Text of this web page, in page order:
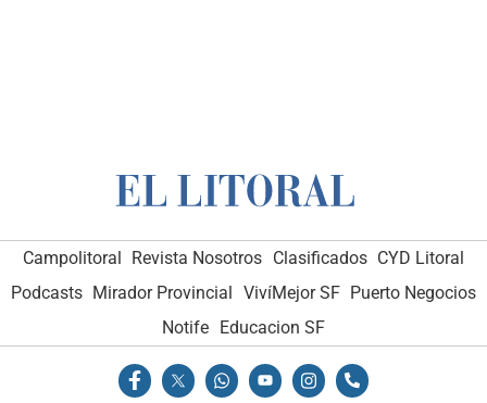
Campolitoral Revista Nosotros Clasificados CYD Litoral
Podcasts Mirador Provincial VivíMejor SF Puerto Negocios
Notife
Educacion SF